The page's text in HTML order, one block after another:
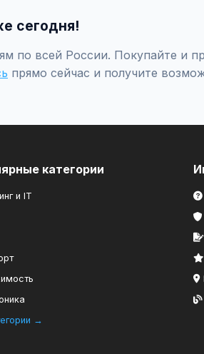
сегодня!
по всей России. Покупайте и
прямо сейчас и получите
категории
и IT
→